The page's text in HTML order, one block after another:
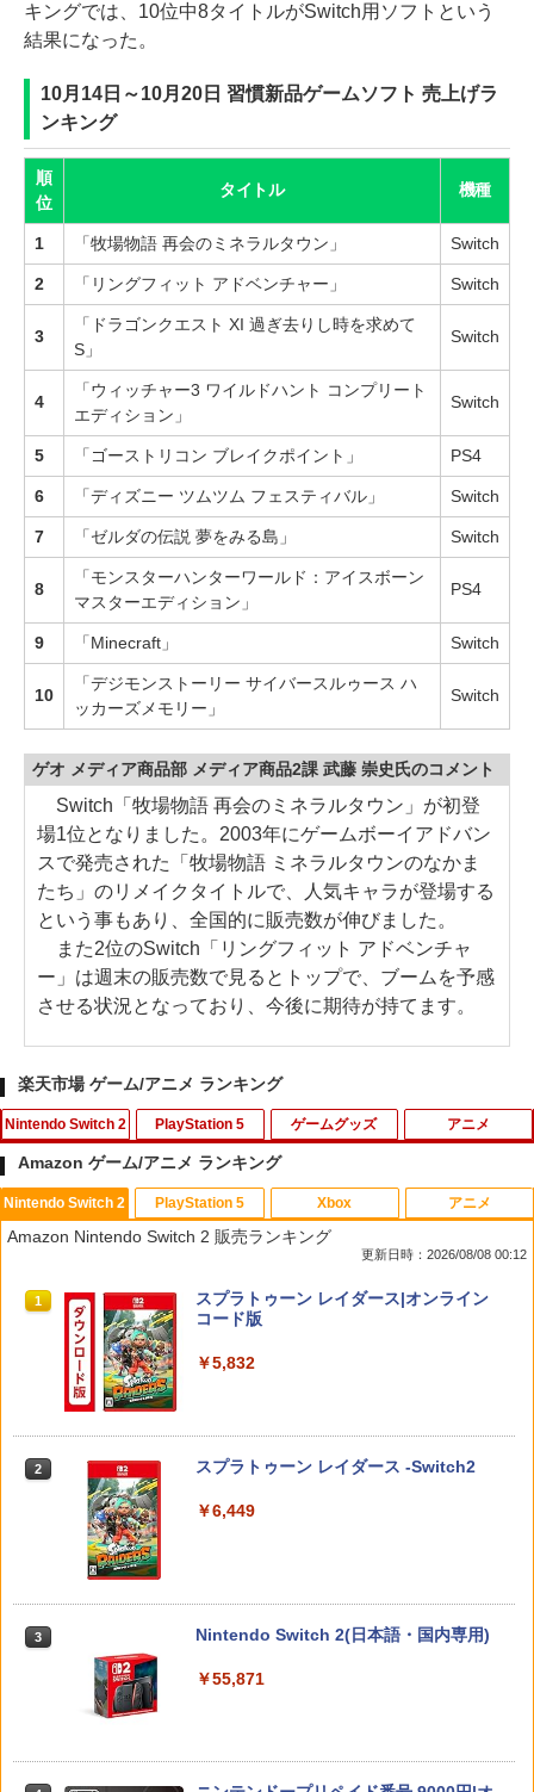
キングでは、10位中8タイトルがSwitch用ソフトという
結果になった。
10月14日～10月20日 習慣新品ゲームソフト 売上げラ
ンキング
順
位
タイトル 機種
1 「牧場物語 再会のミネラルタウン」 Switch
2 「リングフィット アドベンチャー」 Switch
3
「ドラゴンクエスト XI 過ぎ去りし時を求めて
S」
Switch
4
「ウィッチャー3 ワイルドハント コンプリート
エディション」
Switch
5 「ゴーストリコン ブレイクポイント」 PS4
6 「ディズニー ツムツム フェスティバル」 Switch
7 「ゼルダの伝説 夢をみる島」 Switch
8
「モンスターハンターワールド：アイスボーン
マスターエディション」
PS4
9 「Minecraft」 Switch
10
「デジモンストーリー サイバースルゥース ハ
ッカーズメモリー」
Switch
ゲオ メディア商品部 メディア商品2課 武藤 崇史氏のコメント
Switch「牧場物語 再会のミネラルタウン」が初登
場1位となりました。2003年にゲームボーイアドバン
スで発売された「牧場物語 ミネラルタウンのなかま
たち」のリメイクタイトルで、人気キャラが登場する
という事もあり、全国的に販売数が伸びました。
また2位のSwitch「リングフィット アドベンチャ
ー」は週末の販売数で見るとトップで、ブームを予感
させる状況となっており、今後に期待が持てます。
楽天市場 ゲーム/アニメ ランキング
Nintendo Switch 2
1
ダービースタリオン2 【Switch2】 POT-
P-AB73A
￥8,582
￥8,970
￥8,970
PlayStation 5
1
【PS5 Slim 対応】PS5 Slim用 スタンド
縦置き RGB コントローラー 充電スタン
ド Blitzowl PS5用冷却ファン PS5周辺機
￥1,300
708 互換 バッテリー【PSE基準検品】ワ
ジャパン アストロボット Destiny 2
￥1,780
3
ザ・ローグ：プリンス オブ ペルシャ P
ゲームグッズ アニメ
1
【中古】白雪姫 MovieNEX [純正ブルー
レイ＋純正ケース]
￥1,780
￥2,980
￥2,992
￥2,992
Amazon ゲーム/アニメ ランキング
Nintendo Switch 2
Amazon Nintendo Switch 2 販売ランキング
更新日時：2026/08/08 00:12
1
スプラトゥーン レイダース|オンライン
コード版
￥5,832
2 スプラトゥーン レイダース -Switch2
￥6,449
3 Nintendo Switch 2(日本語・国内専用)
￥55,871
PlayStation 5 Xbox アニメ